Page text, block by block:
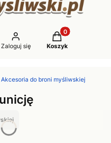
Zaloguj się
Produkty w
Koszyk
Akcesoria do broni myśliwskiej